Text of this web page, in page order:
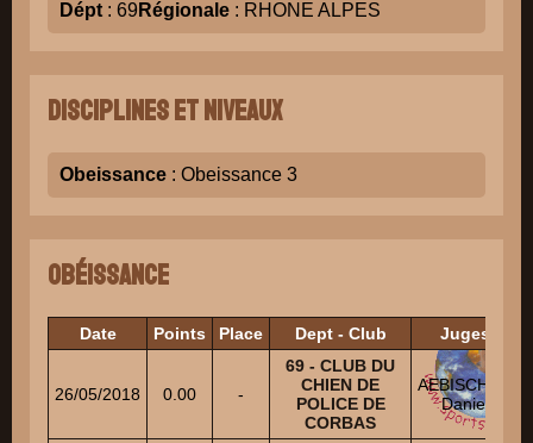
Dépt : 69Régionale : RHONE ALPES
Disciplines et niveaux
Obeissance : Obeissance 3
Obéissance
Date Points Place Dept - Club Juges
26/05/2018 0.00 -
69 - CLUB DU
CHIEN DE
POLICE DE
CORBAS
AEBISCHER
Daniel